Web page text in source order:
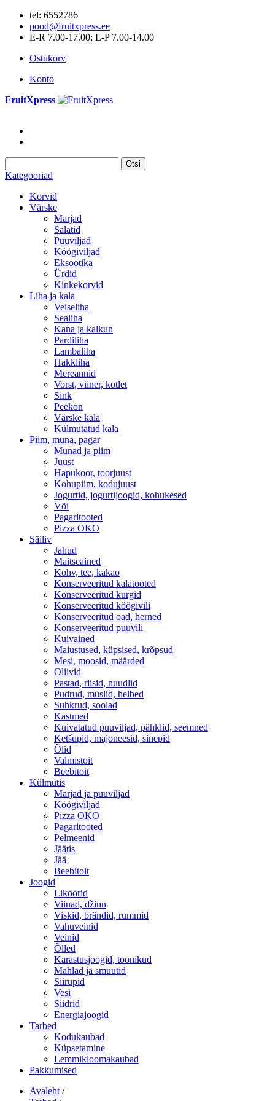
tel: 6552786
pood@fruitxpress.ee
E-R 7.00-17.00; L-P 7.00-14.00
Ostukorv
Konto
FruitXpress
Otsi
Kategooriad
Korvid
Värske
Marjad
Salatid
Puuviljad
Köögiviljad
Eksootika
Ürdid
Kinkekorvid
Liha ja kala
Veiseliha
Sealiha
Kana ja kalkun
Pardiliha
Lambaliha
Hakkliha
Mereannid
Vorst, viiner, kotlet
Sink
Peekon
Värske kala
Külmutatud kala
Piim, muna, pagar
Munad ja piim
Juust
Hapukoor, toorjuust
Kohupiim, kodujuust
Jogurtid, jogurtijoogid, kohukesed
Või
Pagaritooted
Pizza OKO
Säiliv
Jahud
Maitseained
Kohv, tee, kakao
Konserveeritud kalatooted
Konserveeritud kurgid
Konserveeritud köögivili
Konserveeritud oad, herned
Konserveeritud puuvili
Kuivained
Maiustused, küpsised, krõpsud
Mesi, moosid, määrded
Oliivid
Pastad, riisid, nuudlid
Pudrud, müslid, helbed
Suhkrud, soolad
Kastmed
Kuivatatud puuviljad, pähklid, seemned
Ketšupid, majoneesid, sinepid
Õlid
Valmistoit
Beebitoit
Külmutis
Marjad ja puuviljad
Köögiviljad
Pizza OKO
Pagaritooted
Pelmeenid
Jäätis
Jää
Beebitoit
Joogid
Liköörid
Viinad, džinn
Viskid, brändid, rummid
Vahuveinid
Veinid
Õlled
Karastusjoogid, toonikud
Mahlad ja smuutid
Siirupid
Vesi
Siidrid
Energiajoogid
Tarbed
Kodukaubad
Küpsetamine
Lemmikloomakaubad
Pakkumised
Avaleht /